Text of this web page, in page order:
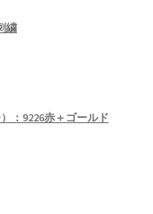
繍
：9226赤＋ゴールド